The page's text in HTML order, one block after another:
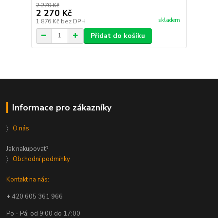
2 270 Kč
2 270 Kč
1 876 Kč bez DPH skladem
Přidat do košíku
Informace pro zákazníky
〉 O nás
Jak nakupovat?
〉 Obchodní podmínky
Kontakt na nás:
+ 420 605 361 966
Po - Pá: od 9:00 do 17:00